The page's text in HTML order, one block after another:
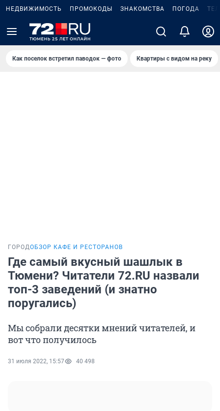
НЕДВИЖИМОСТЬ ПРОМОКОДЫ ЗНАКОМСТВА ПОГОДА
Как поселок встретил паводок — фото Квартиры с видом на реку
ГОРОДОБЗОР КАФЕ И РЕСТОРАНОВ
Где самый вкусный шашлык в
Тюмени? Читатели 72.RU назвали
топ-3 заведений (и знатно
поругались)
Мы собрали десятки мнений читателей, и
вот что получилось
31 июля 2022, 15:57 40 498